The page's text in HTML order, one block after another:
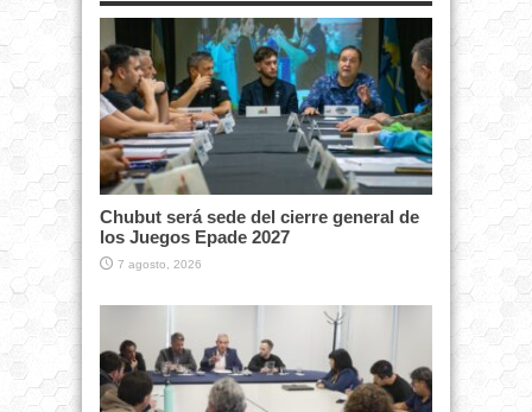
Chubut será sede del cierre general de
los Juegos Epade 2027
7 agosto, 2026